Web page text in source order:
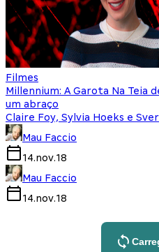
Filmes
Millennium: A Garota Na Teia
um abraço
Claire Foy, Sylvia Hoeks e
Mau Faccio
14.nov.18
Mau Faccio
14.nov.18